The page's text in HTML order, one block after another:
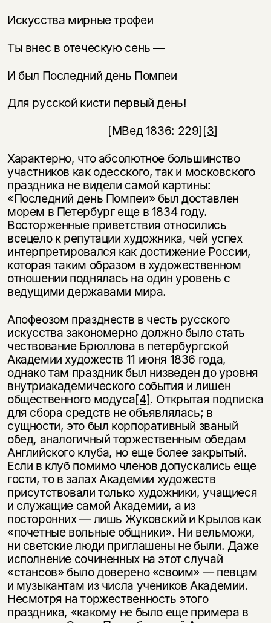
Искусства мирные трофеи
Ты внес в отеческую сень —
И был Последний день Помпеи
Для русской кисти первый день!
[МВед 1836: 229][3]
Характерно, что абсолютное большинство
участников как одесского, так и московского
праздника не видели самой картины:
«Последний день Помпеи» был доставлен
морем в Петербург еще в 1834 году.
Восторженные приветствия относились
всецело к репутации художника, чей успех
интерпретировался как достижение России,
которая таким образом в художественном
отношении поднялась на один уровень с
ведущими державами мира.
Апофеозом празднеств в честь русского
искусства закономерно должно было стать
чествование Брюллова в петербургской
Академии художеств 11 ию­ня 1836 года,
однако там праздник был низведен до уровня
внутриакадемичес­кого события и лишен
общественного модуса[4]. Открытая подписка
для сбора средств не объявлялась; в
сущности, это был корпоративный званый
обед, аналогичный торжественным обедам
Английского клуба, но еще более закрытый.
Если в клуб помимо членов допускались еще
гости, то в залах Академии художеств
присутствовали только художники, учащиеся
и служащие самой Академии, а из
посторонних — лишь Жуковский и Крылов как
«почетные вольные общники». Ни вельможи,
ни светские люди приглашены не были. Даже
исполнение сочиненных на этот случай
«стансов» было доверено «своим» — певцам
и музыкантам из числа учеников Академии.
Несмотря на торжественность этого
праздника, «какому не было еще примера в